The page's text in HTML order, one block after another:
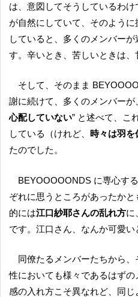
は、意図してそうしているわ
が自然にしていて、そのよう
していると、多くのメンバー
す。辛いとき、苦しいときは、
そして、そのまま BEYOOOOONDS での日々についての感
謝に続けて、多くのメンバーが
心配していない” と述べて、こ
している（けれど、 時々は羽を
たのでした。
BEYOOOOONDS に専心する多くのファンの方々は、それ
ぞれに思うところがあったか
的には江口紗耶さんの乱れ方に
です。江口さん、なんか可愛
同僚たるメンバーたちから、それぞれに夢羽さんとの関係
性においても様々であるはず
感の入れ方こそ異なれど、同